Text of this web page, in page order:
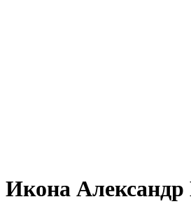
Икона Александр